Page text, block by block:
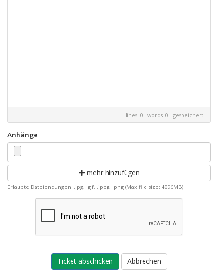
lines: 0 words: 0 gespeichert
Anhänge
mehr hinzufügen
Erlaubte Dateiendungen: .jpg, .gif, .jpeg, .png (Max file size: 4096MB)
Abbrechen